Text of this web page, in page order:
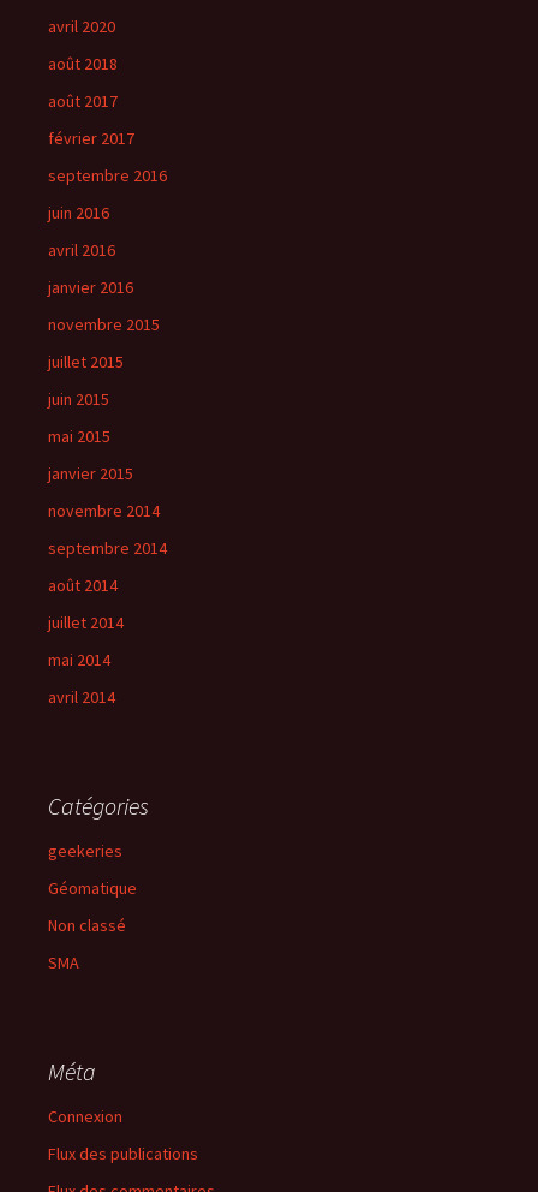
avril 2020
août 2018
août 2017
février 2017
septembre 2016
juin 2016
avril 2016
janvier 2016
novembre 2015
juillet 2015
juin 2015
mai 2015
janvier 2015
novembre 2014
septembre 2014
août 2014
juillet 2014
mai 2014
avril 2014
Catégories
geekeries
Géomatique
Non classé
SMA
Méta
Connexion
Flux des publications